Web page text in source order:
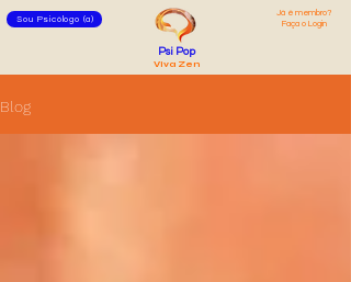
Sou Psicólogo (a)
Já é membro?
Faça o Login
Psi Pop
Viva Zen
Blog